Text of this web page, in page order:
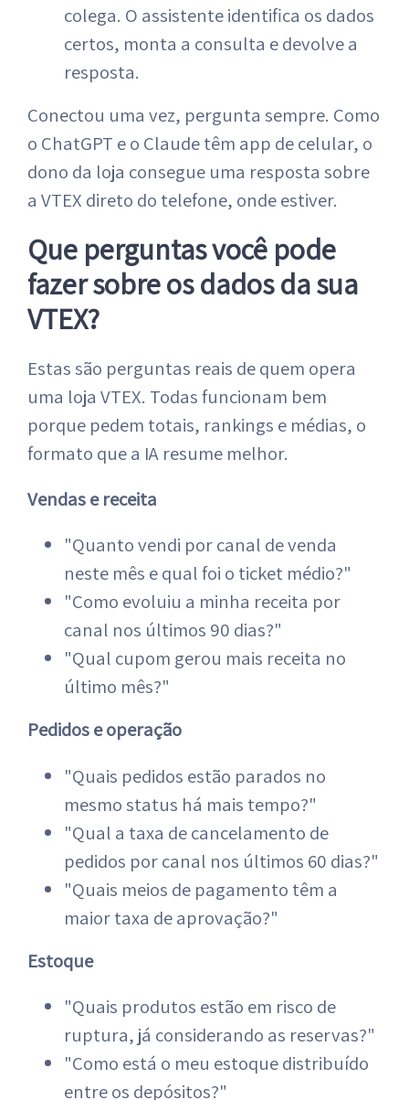
colega. O assistente identifica os dados
certos, monta a consulta e devolve a
resposta.
Conectou uma vez, pergunta sempre. Como
o ChatGPT e o Claude têm app de celular, o
dono da loja consegue uma resposta sobre
a VTEX direto do telefone, onde estiver.
Que perguntas você pode
fazer sobre os dados da sua
VTEX?
Estas são perguntas reais de quem opera
uma loja VTEX. Todas funcionam bem
porque pedem totais, rankings e médias, o
formato que a IA resume melhor.
Vendas e receita
"Quanto vendi por canal de venda
neste mês e qual foi o ticket médio?"
"Como evoluiu a minha receita por
canal nos últimos 90 dias?"
"Qual cupom gerou mais receita no
último mês?"
Pedidos e operação
"Quais pedidos estão parados no
mesmo status há mais tempo?"
"Qual a taxa de cancelamento de
pedidos por canal nos últimos 60 dias?"
"Quais meios de pagamento têm a
maior taxa de aprovação?"
Estoque
"Quais produtos estão em risco de
ruptura, já considerando as reservas?"
"Como está o meu estoque distribuído
entre os depósitos?"